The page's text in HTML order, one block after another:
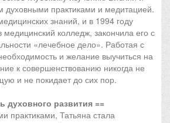
духовными практиками и медитацией.
знаний, и в 1994 году
медицинский колледж, закончила его с
«лечебное дело». Работая с
и желание выучиться на
к совершенствованию никогда не
и не покидает до сих пор.
духовного развития ==
практиками, Татьяна стала